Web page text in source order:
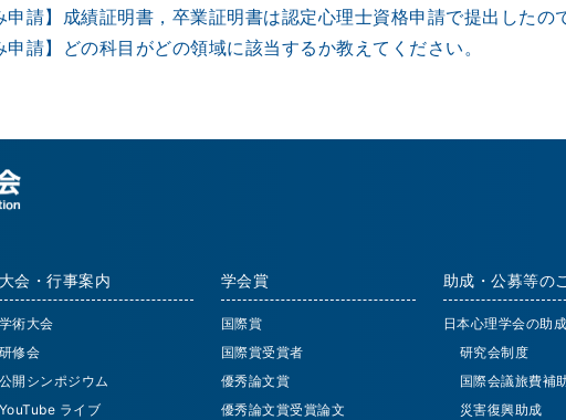
申請】成績証明書，卒業証明書は認定心理士資格申請で提出したの
申請】どの科目がどの領域に該当するか教えてください。
大会・行事案内
学術大会
研修会
公開シンポジウム
YouTube ライブ
学会賞
国際賞
国際賞受賞者
優秀論文賞
優秀論文賞受賞論文
助成・公募等の
日本心理学会の助
研究会制度
国際会議旅費補
災害復興助成